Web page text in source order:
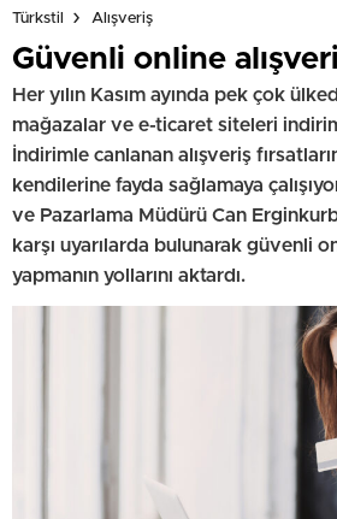
Türkstil Alışveriş
Güvenli online
Her yılın Kasım ayında pek çok
mağazalar ve e-ticaret siteleri
İndirimle canlanan alışveriş
kendilerine fayda sağlamaya
ve Pazarlama Müdürü Can
karşı uyarılarda bulunarak güvenli
yapmanın yollarını aktardı.